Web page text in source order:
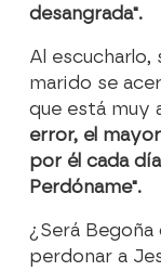
desangrada".
Al escucharlo,
marido se
que está muy
error, el
por él cada
Perdóname".
¿Será
perdonar a